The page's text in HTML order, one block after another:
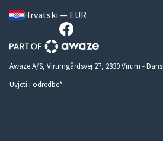
Hrvatski — EUR
Awaze A/S, Virumgårdsvej 27, 2830 Virum -
Uvjeti i odredbe*